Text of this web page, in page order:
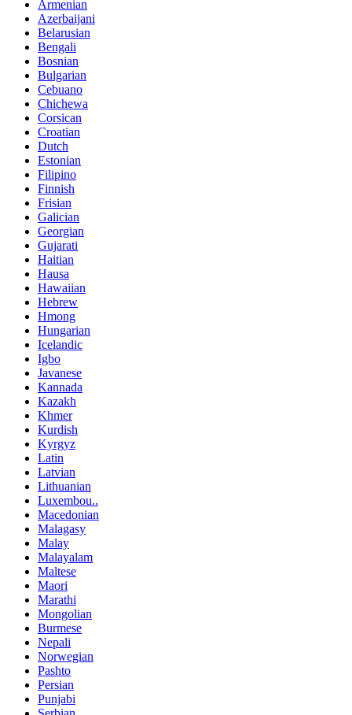
Armenian
Azerbaijani
Belarusian
Bengali
Bosnian
Bulgarian
Cebuano
Chichewa
Corsican
Croatian
Dutch
Estonian
Filipino
Finnish
Frisian
Galician
Georgian
Gujarati
Haitian
Hausa
Hawaiian
Hebrew
Hmong
Hungarian
Icelandic
Igbo
Javanese
Kannada
Kazakh
Khmer
Kurdish
Kyrgyz
Latin
Latvian
Lithuanian
Luxembou..
Macedonian
Malagasy
Malay
Malayalam
Maltese
Maori
Marathi
Mongolian
Burmese
Nepali
Norwegian
Pashto
Persian
Punjabi